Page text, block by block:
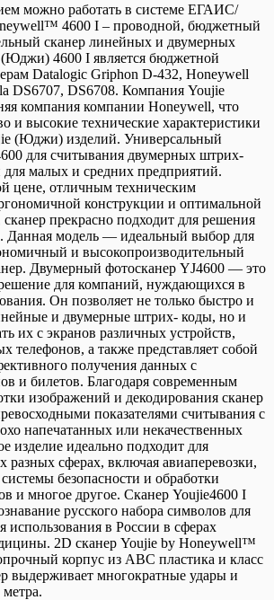
можно работать в системе ЕГАИС/
4600 I – проводной, бюджетный
сканер линейных и двумерных
4600 I является бюджетной
Datalogic Griphon D-432, Honeywell
DS6707, DS6708. Компания Youjie
компания компании Honeywell, что
и высокие технические характеристики
(Юджи) изделий. Универсальный
для считывания двумерных штрих-
для малых и средних предприятий.
цене, отличным техническим
конструкции и оптимальной
прекрасно подходит для решения
Данная модель — идеальный выбор для
и высокопроизводительный
Двумерный фотосканер YJ4600 — это
для компаний, нуждающихся в
Он позволяет не только быстро и
и двумерные штрих- коды, но и
их с экранов различных устройств,
телефонов, а также представляет собой
получения данных с
и билетов. Благодаря современным
изображений и декодирования сканер
показателями считывания с
напечатанных или некачественных
изделие идеально подходит для
разных сферах, включая авиаперевозки,
безопасности и обработки
и многое другое. Сканер Youjie4600 I
русского набора символов для
использования в России в сферах
2D сканер Youjie by Honeywell™
корпус из ABC пластика и класс
выдерживает многократные удары и